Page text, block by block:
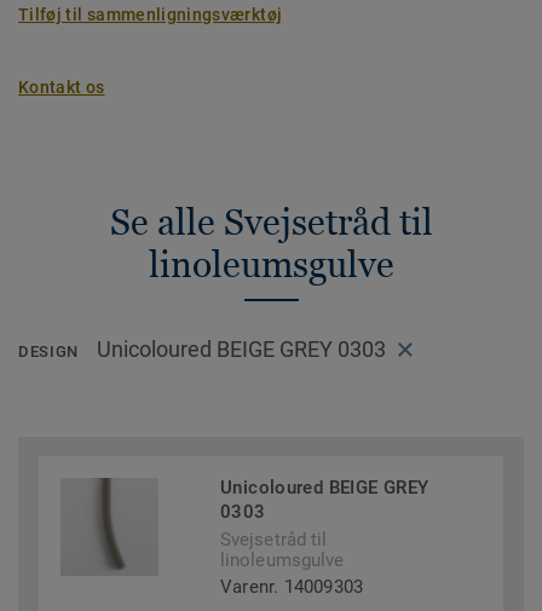
Tilføj til sammenligningsværktøj
Kontakt os
Se alle Svejsetråd til
linoleumsgulve
DESIGN Unicoloured BEIGE GREY 0303
Unicoloured BEIGE GREY
0303
Svejsetråd til
linoleumsgulve
Varenr. 14009303